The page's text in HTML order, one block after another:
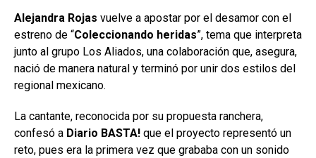
Alejandra Rojas vuelve a apostar por el desamor con el
estreno de “Coleccionando heridas”, tema que interpreta
junto al grupo Los Aliados, una colaboración que, asegura,
nació de manera natural y terminó por unir dos estilos del
regional mexicano.
La cantante, reconocida por su propuesta ranchera,
confesó a Diario BASTA! que el proyecto representó un
reto, pues era la primera vez que grababa con un sonido